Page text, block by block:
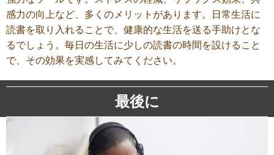
感力の向上など、多くのメリットがあります。日常生活に
読書を取り入れることで、健康的な生活を送る手助けとな
るでしょう。毎日の生活に少しの読書の時間を設けること
で、その効果を実感してみてください。
最後に